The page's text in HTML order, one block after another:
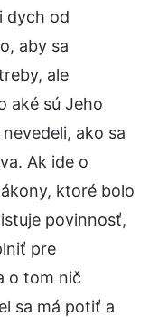
dych od
aby sa
ale
aké sú Jeho
ako sa
Ak ide o
ktoré bolo
povinnosť,
pre
o tom nič
sa má potiť a